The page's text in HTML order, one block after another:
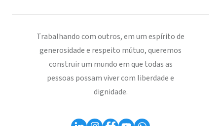
Trabalhando com outros, em um espírito de
generosidade e respeito mútuo, queremos
construir um mundo em que todas as
pessoas possam viver com liberdade e
dignidade.